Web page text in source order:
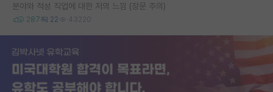
분야와 적성 직업에 대한 저의 느낌 (장문 주의)
287 22 43220